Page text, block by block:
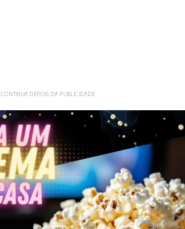
CONTINUA DEPOIS DA PUBLICIDADE